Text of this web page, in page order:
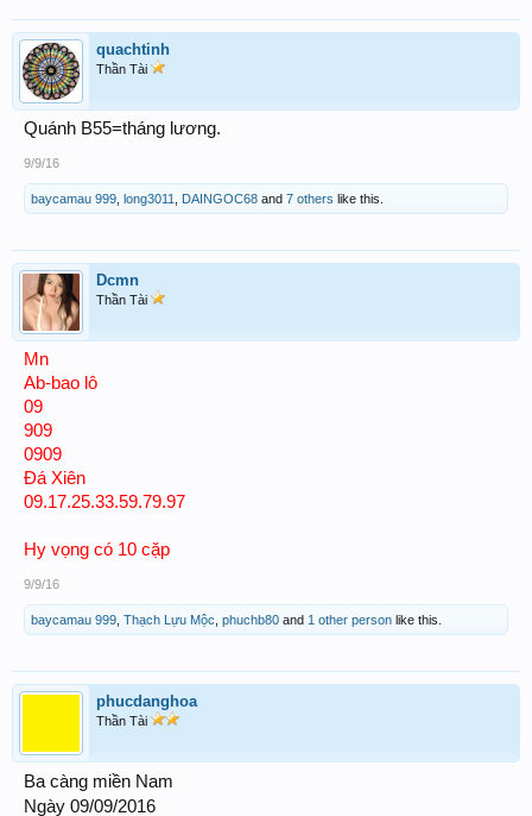
quachtinh
Thần Tài
Quánh B55=tháng lương.
9/9/16
baycamau 999 long3011 DAINGOC68 and 7 others like this.
Dcmn
Thần Tài
Mn
Ab-bao lô
09
909
0909
Đá Xiên
09.17.25.33.59.79.97
Hy vọng có 10 cặp
9/9/16
baycamau 999 Thạch Lựu Mộc phuchb80 and 1 other person like this.
phucdanghoa
Thần Tài
Ba càng miền Nam
Ngày 09/09/2016